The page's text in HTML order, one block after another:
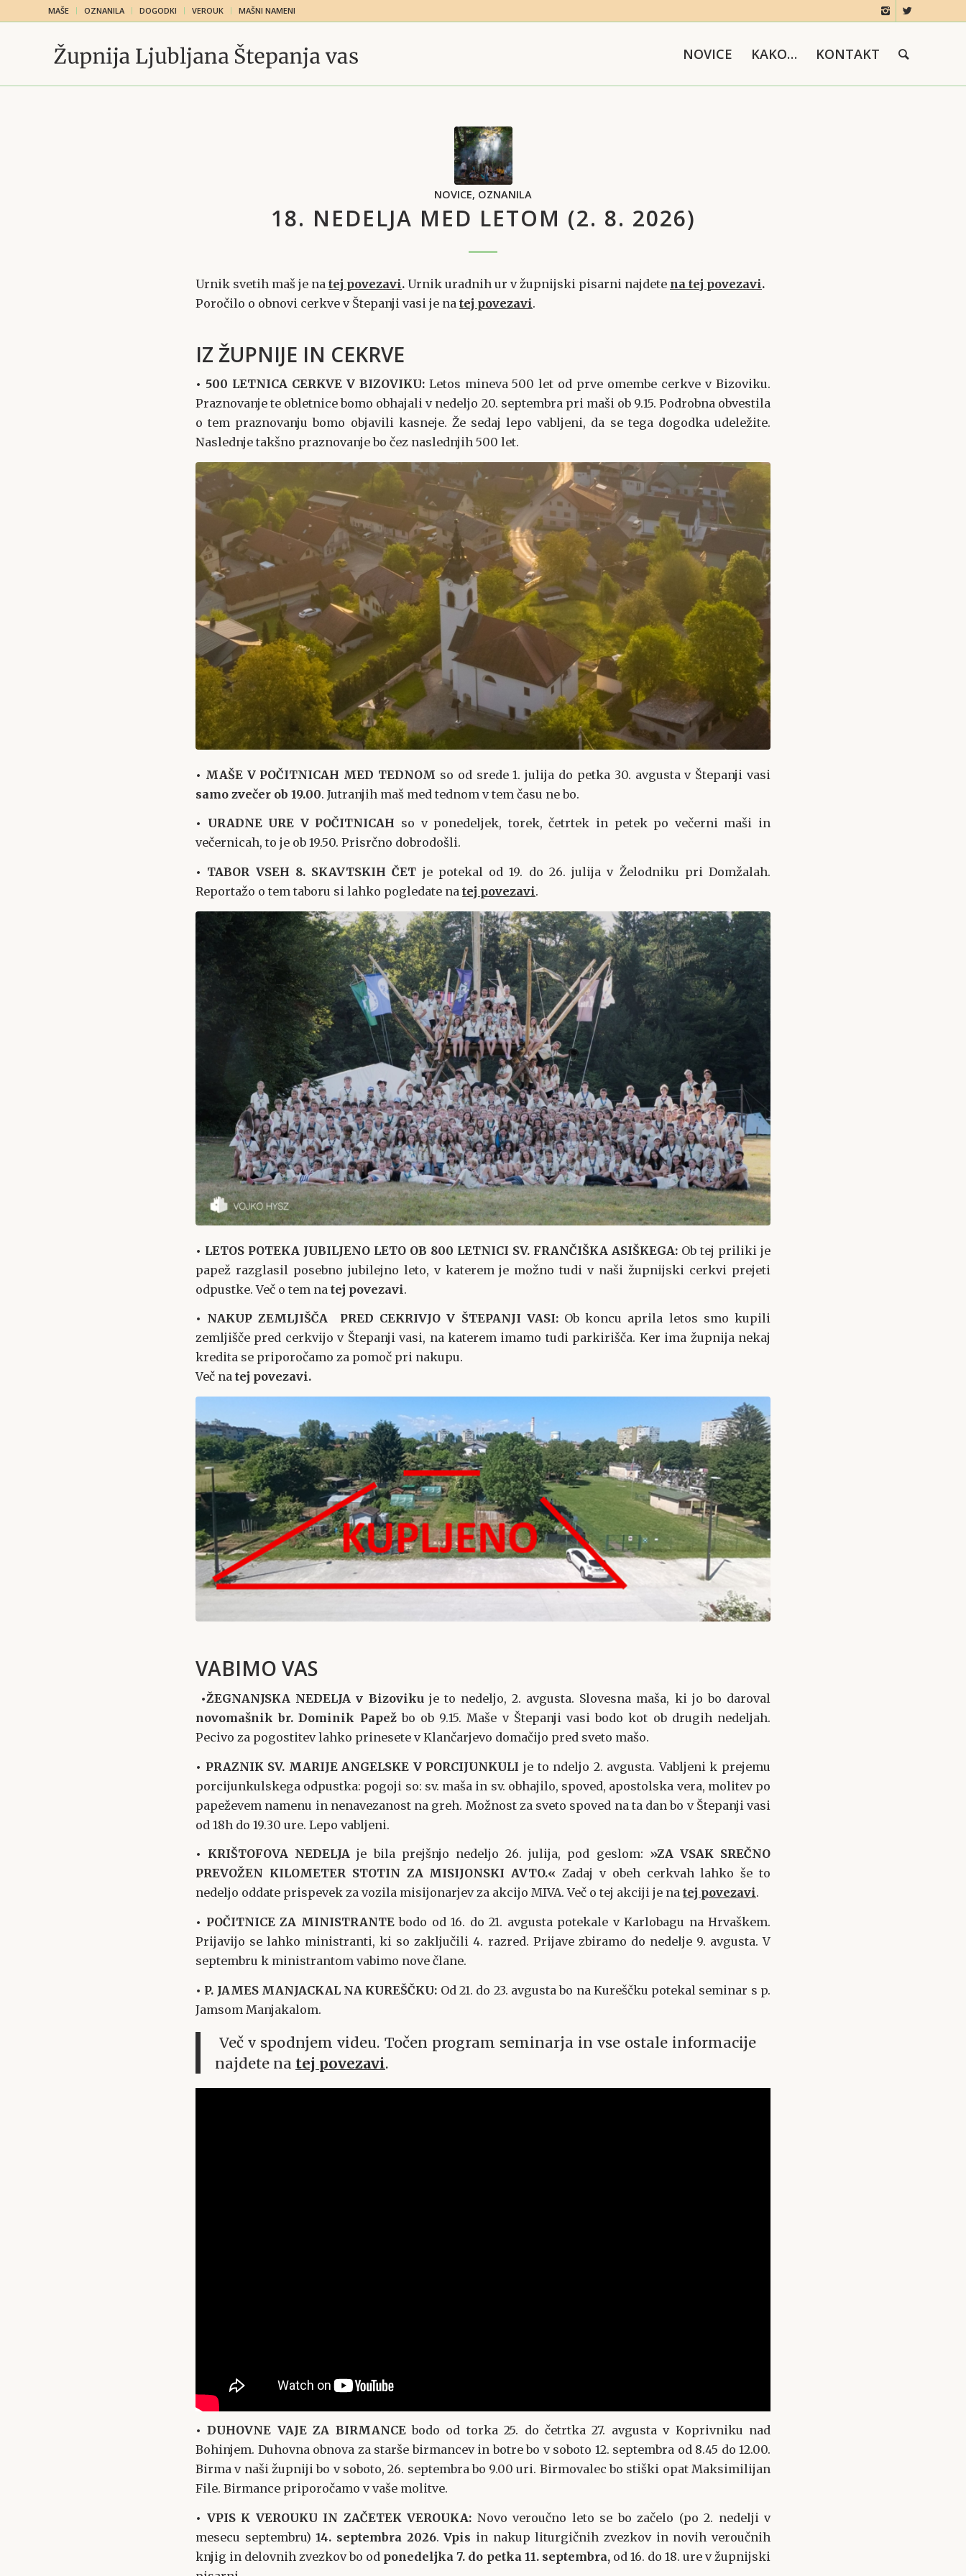
MAŠE OZNANILA DOGODKI VEROUK MAŠNI NAMENI
NOVICE KAKO… KONTAKT
NOVICE, OZNANILA
18. NEDELJA MED LETOM (2. 8. 2026)
Urnik svetih maš je na tej povezavi. Urnik uradnih ur v župnijski pisarni najdete na tej povezavi.
Poročilo o obnovi cerkve v Štepanji vasi je na tej povezavi.
IZ ŽUPNIJE IN CEKRVE
• 500 LETNICA CERKVE V BIZOVIKU: Letos mineva 500 let od prve omembe cerkve v Bizoviku.
Praznovanje te obletnice bomo obhajali v nedeljo 20. septembra pri maši ob 9.15. Podrobna obvestila
o tem praznovanju bomo objavili kasneje. Že sedaj lepo vabljeni, da se tega dogodka udeležite.
Naslednje takšno praznovanje bo čez naslednjih 500 let.
• MAŠE V POČITNICAH MED TEDNOM so od srede 1. julija do petka 30. avgusta v Štepanji vasi
samo zvečer ob 19.00. Jutranjih maš med tednom v tem času ne bo.
• URADNE URE V POČITNICAH so v ponedeljek, torek, četrtek in petek po večerni maši in
večernicah, to je ob 19.50. Prisrčno dobrodošli.
• TABOR VSEH 8. SKAVTSKIH ČET je potekal od 19. do 26. julija v Želodniku pri Domžalah.
Reportažo o tem taboru si lahko pogledate na tej povezavi.
• LETOS POTEKA JUBILJENO LETO OB 800 LETNICI SV. FRANČIŠKA ASIŠKEGA: Ob tej priliki je
papež razglasil posebno jubilejno leto, v katerem je možno tudi v naši župnijski cerkvi prejeti
odpustke. Več o tem na tej povezavi.
• NAKUP ZEMLJIŠČA PRED CEKRIVJO V ŠTEPANJI VASI:Ob koncu aprila letos smo kupili
zemljišče pred cerkvijo v Štepanji vasi, na katerem imamo tudi parkirišča. Ker ima župnija nekaj
kredita se priporočamo za pomoč pri nakupu.
Več na tej povezavi.
VABIMO VAS
•ŽEGNANJSKA NEDELJA v Bizoviku je to nedeljo, 2. avgusta. Slovesna maša, ki jo bo daroval
novomašnik br. Dominik Papežbo ob 9.15. Maše v Štepanji vasi bodo kot ob drugih nedeljah.
Pecivo za pogostitev lahko prinesete v Klančarjevo domačijo pred sveto mašo.
• PRAZNIK SV. MARIJE ANGELSKE V PORCIJUNKULI je to ndeljo 2. avgusta. Vabljeni k prejemu
porcijunkulskega odpustka: pogoji so: sv. maša in sv. obhajilo, spoved, apostolska vera, molitev po
papeževem namenu in nenavezanost na greh. Možnost za sveto spoved na ta dan bo v Štepanji vasi
od 18h do 19.30 ure. Lepo vabljeni.
• KRIŠTOFOVA NEDELJAje bila prejšnjo nedeljo 26. julija, pod geslom: »ZA VSAK SREČNO
PREVOŽEN KILOMETER STOTIN ZA MISIJONSKI AVTO.« Zadaj v obeh cerkvah lahko še to
nedeljo oddate prispevek za vozila misijonarjev za akcijo MIVA. Več o tej akciji je na tej povezavi.
• POČITNICE ZA MINISTRANTEbodo od 16. do 21. avgusta potekale v Karlobagu na Hrvaškem.
Prijavijo se lahko ministranti, ki so zaključili 4. razred. Prijave zbiramo do nedelje 9. avgusta. V
septembru k ministrantom vabimo nove člane.
• P. JAMES MANJACKAL NA KUREŠČKU: Od 21. do 23. avgusta bo na Kureščku potekal seminar s p.
Jamsom Manjakalom.
Več v spodnjem videu. Točen program seminarja in vse ostale informacije
najdete na tej povezavi.
• DUHOVNE VAJE ZA BIRMANCEbodo od torka 25. do četrtka 27. avgusta v Koprivniku nad
Bohinjem. Duhovna obnova za starše birmancev in botre bo v soboto 12. septembra od 8.45 do 12.00.
Birma v naši župniji bo v soboto, 26. septembra bo 9.00 uri. Birmovalec bo stiški opat Maksimilijan
File. Birmance priporočamo v vaše molitve.
• VPIS K VEROUKU IN ZAČETEK VEROUKA: Novo veroučno leto se bo začelo (po 2. nedelji v
mesecu septembru)14. septembra 2026.Vpis in nakup liturgičnih zvezkov in novih veroučnih
knjig in delovnih zvezkov bo od ponedeljka 7. do petka 11. septembra, od 16. do 18. ure v župnijski